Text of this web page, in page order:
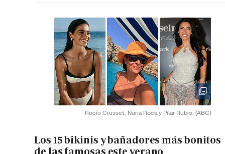
Rocío Crusset, Nuria Roca y Pilar Rubio. (ABC)
Los 15 bikinis y bañadores más bonitos